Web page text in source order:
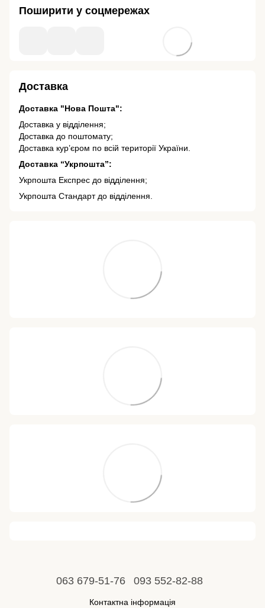
Поширити у соцмережах
Доставка
Доставка "Нова Пошта":
Доставка у відділення;
Доставка до поштомату;
Доставка кур’єром по всій території України.
Доставка “Укрпошта”:
Укрпошта Експрес до відділення;
Укрпошта Стандарт до відділення.
063 679-51-76 093 552-82-88
Контактна інформація